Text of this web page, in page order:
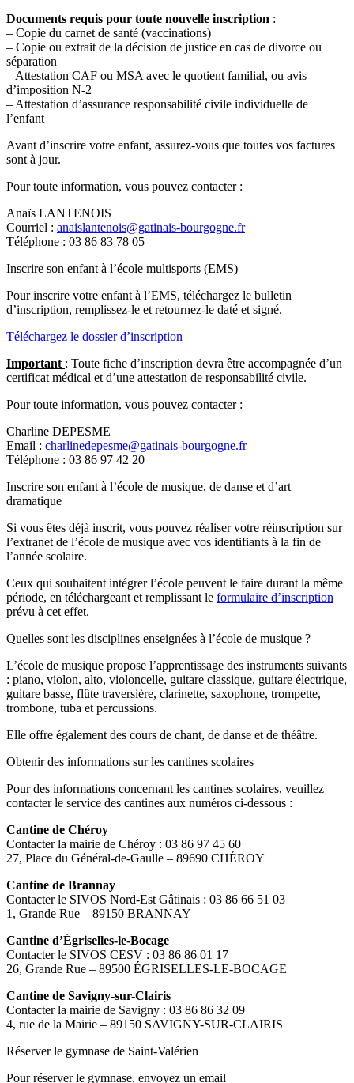
Documents requis pour toute nouvelle inscription :
– Copie du carnet de santé (vaccinations)
– Copie ou extrait de la décision de justice en cas de divorce ou
séparation
– Attestation CAF ou MSA avec le quotient familial, ou avis
d’imposition N-2
– Attestation d’assurance responsabilité civile individuelle de
l’enfant
Avant d’inscrire votre enfant, assurez-vous que toutes vos factures
sont à jour.
Pour toute information, vous pouvez contacter :
Anaïs LANTENOIS
Courriel : anaislantenois@gatinais-bourgogne.fr
Téléphone : 03 86 83 78 05
Inscrire son enfant à l’école multisports (EMS)
Pour inscrire votre enfant à l’EMS, téléchargez le bulletin
d’inscription, remplissez-le et retournez-le daté et signé.
Téléchargez le dossier d’inscription
Important : Toute fiche d’inscription devra être accompagnée d’un
certificat médical et d’une attestation de responsabilité civile.
Pour toute information, vous pouvez contacter :
Charline DEPESME
Email : charlinedepesme@gatinais-bourgogne.fr
Téléphone : 03 86 97 42 20
Inscrire son enfant à l’école de musique, de danse et d’art
dramatique
Si vous êtes déjà inscrit, vous pouvez réaliser votre réinscription sur
l’extranet de l’école de musique avec vos identifiants à la fin de
l’année scolaire.
Ceux qui souhaitent intégrer l’école peuvent le faire durant la même
période, en téléchargeant et remplissant le formulaire d’inscription
prévu à cet effet.
Quelles sont les disciplines enseignées à l’école de musique ?
L’école de musique propose l’apprentissage des instruments suivants
: piano, violon, alto, violoncelle, guitare classique, guitare électrique,
guitare basse, flûte traversière, clarinette, saxophone, trompette,
trombone, tuba et percussions.
Elle offre également des cours de chant, de danse et de théâtre.
Obtenir des informations sur les cantines scolaires
Pour des informations concernant les cantines scolaires, veuillez
contacter le service des cantines aux numéros ci-dessous :
Cantine de Chéroy
Contacter la mairie de Chéroy : 03 86 97 45 60
27, Place du Général-de-Gaulle – 89690 CHÉROY
Cantine de Brannay
Contacter le SIVOS Nord-Est Gâtinais : 03 86 66 51 03
1, Grande Rue – 89150 BRANNAY
Cantine d’Égriselles-le-Bocage
Contacter le SIVOS CESV : 03 86 86 01 17
26, Grande Rue – 89500 ÉGRISELLES-LE-BOCAGE
Cantine de Savigny-sur-Clairis
Contacter la mairie de Savigny : 03 86 86 32 09
4, rue de la Mairie – 89150 SAVIGNY-SUR-CLAIRIS
Réserver le gymnase de Saint-Valérien
Pour réserver le gymnase, envoyez un email